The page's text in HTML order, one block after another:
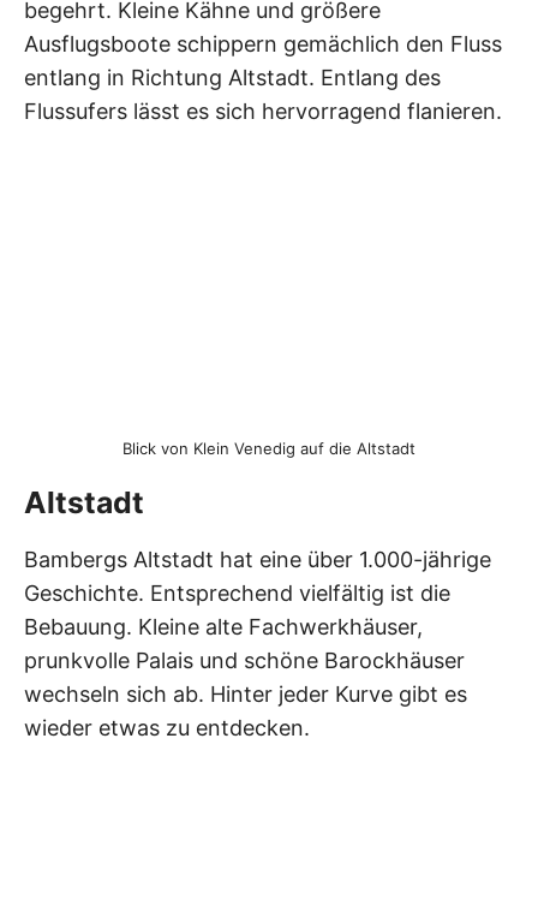
begehrt. Kleine Kähne und größere
Ausflugsboote schippern gemächlich den Fluss
entlang in Richtung Altstadt. Entlang des
Flussufers lässt es sich hervorragend flanieren.
Blick von Klein Venedig auf die Altstadt
Altstadt
Bambergs Altstadt hat eine über 1.000-jährige
Geschichte. Entsprechend vielfältig ist die
Bebauung. Kleine alte Fachwerkhäuser,
prunkvolle Palais und schöne Barockhäuser
wechseln sich ab. Hinter jeder Kurve gibt es
wieder etwas zu entdecken.